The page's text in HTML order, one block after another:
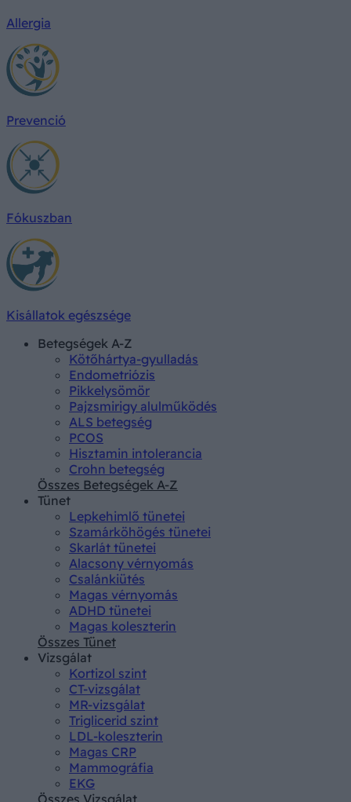
Allergia
Prevenció
Fókuszban
Kisállatok egészsége
Betegségek A-Z
Kötőhártya-gyulladás
Endometriózis
Pikkelysömör
Pajzsmirigy alulműködés
ALS betegség
PCOS
Hisztamin intolerancia
Crohn betegség
Összes Betegségek A-Z
Tünet
Lepkehimlő tünetei
Szamárköhögés tünetei
Skarlát tünetei
Alacsony vérnyomás
Csalánkiütés
Magas vérnyomás
ADHD tünetei
Magas koleszterin
Összes Tünet
Vizsgálat
Kortizol szint
CT-vizsgálat
MR-vizsgálat
Triglicerid szint
LDL-koleszterin
Magas CRP
Mammográfia
EKG
Összes Vizsgálat